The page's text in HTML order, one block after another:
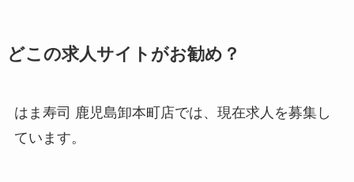
どこの求人サイトがお勧め？
はま寿司 鹿児島卸本町店では、現在求人を募集し
ています。